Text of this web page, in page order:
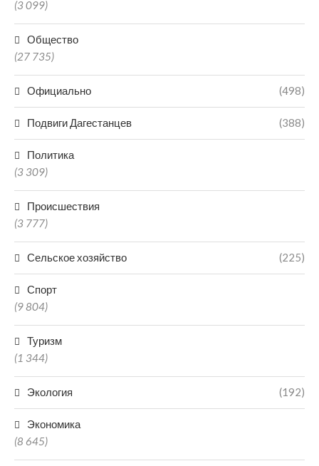
(3 099)
Общество
(27 735)
Официально (498)
Подвиги Дагестанцев (388)
Политика
(3 309)
Происшествия
(3 777)
Сельское хозяйство (225)
Спорт
(9 804)
Туризм
(1 344)
Экология (192)
Экономика
(8 645)